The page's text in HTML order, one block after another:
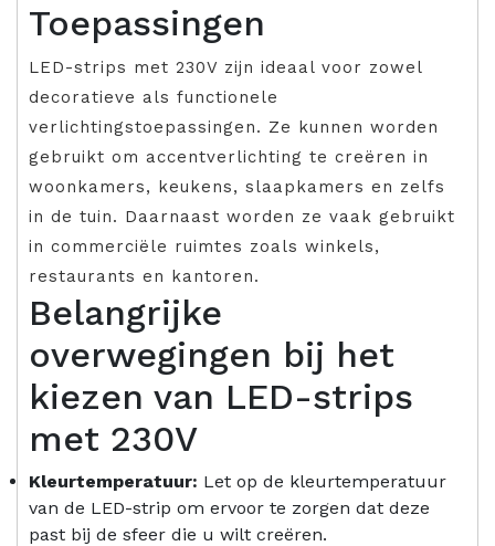
Toepassingen
LED-strips met 230V zijn ideaal voor zowel
decoratieve als functionele
verlichtingstoepassingen. Ze kunnen worden
gebruikt om accentverlichting te creëren in
woonkamers, keukens, slaapkamers en zelfs
in de tuin. Daarnaast worden ze vaak gebruikt
in commerciële ruimtes zoals winkels,
restaurants en kantoren.
Belangrijke
overwegingen bij het
kiezen van LED-strips
met 230V
Kleurtemperatuur: Let op de kleurtemperatuur
van de LED-strip om ervoor te zorgen dat deze
past bij de sfeer die u wilt creëren.